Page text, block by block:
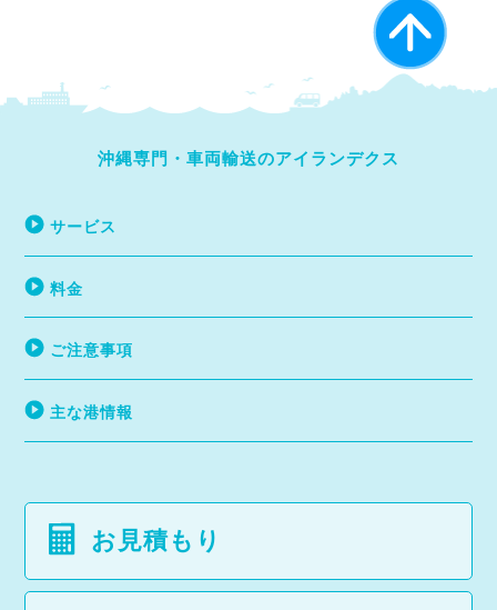
沖縄専門・車両輸送のアイランデクス
サービス
料金
ご注意事項
主な港情報
お見積もり